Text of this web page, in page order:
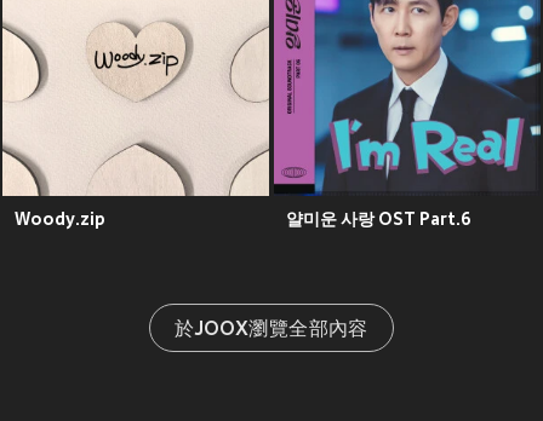
Woody.zip 얄미운 사랑 OST Part.6
於JOOX瀏覽全部內容